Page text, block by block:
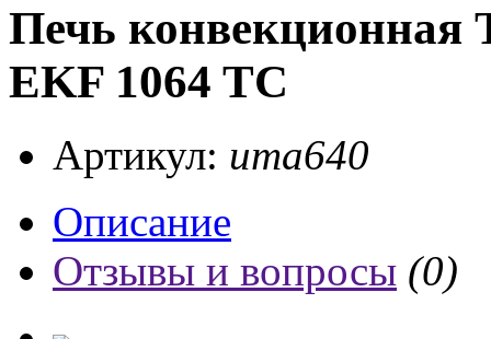
Печь
EKF 1064 TC
Артикул: ита640
Описание
Отзывы и вопросы (0)